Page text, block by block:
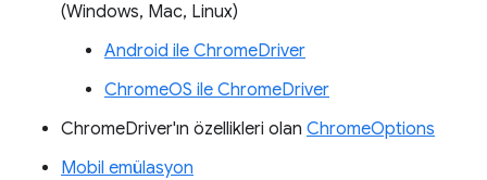
(Windows, Mac, Linux)
Android ile ChromeDriver
ChromeOS ile ChromeDriver
ChromeDriver'ın özellikleri olan ChromeOptions
Mobil emülasyon